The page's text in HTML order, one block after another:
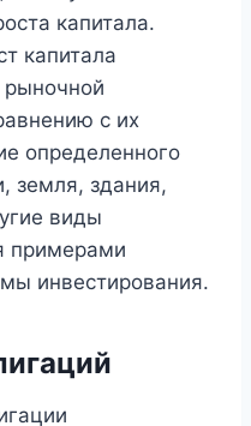
капитала.
капитала
рыночной
с их
определенного
земля, здания,
виды
примерами
инвестирования.